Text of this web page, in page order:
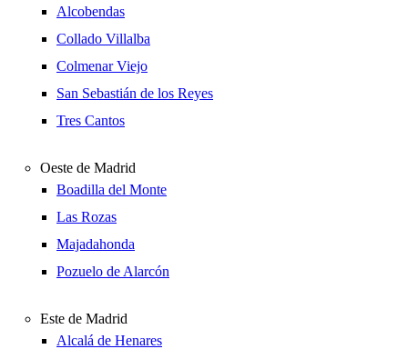
Alcobendas
Collado Villalba
Colmenar Viejo
San Sebastián de los Reyes
Tres Cantos
Oeste de Madrid
Boadilla del Monte
Las Rozas
Majadahonda
Pozuelo de Alarcón
Este de Madrid
Alcalá de Henares